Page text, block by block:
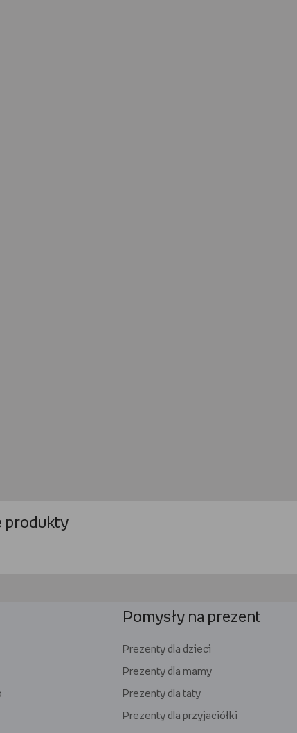
produkty
Pomysły na prezent
Prezenty dla dzieci
Prezenty dla mamy
Prezenty dla taty
Prezenty dla przyjaciółki